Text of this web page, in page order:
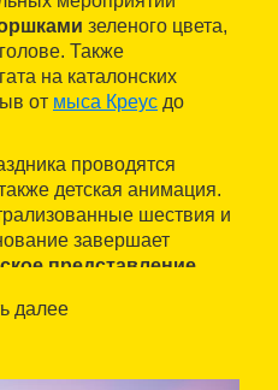
зеленого цвета,
Также
на каталонских
от мыса Креус до
проводятся
детская анимация.
шествия и
завершает
представление
далее